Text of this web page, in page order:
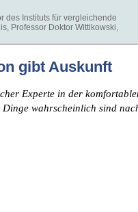
des Instituts für vergleichende
Professor Doktor Wittikowski,
gibt Auskunft
Experte in der
wahrscheinlich sind